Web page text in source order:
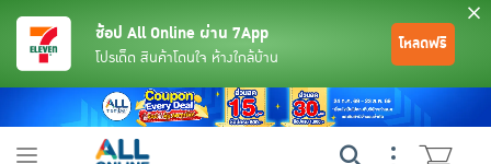
ช้อป All Online ผ่าน 7App
โปรเด็ด สินค้าโดนใจ ห้างใกล้บ้าน
โหลดฟรี
Toggle